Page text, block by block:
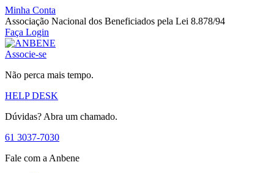
Minha Conta
Associação Nacional dos Beneficiados pela Lei 8.878/94
Faça Login
Associe-se
Não perca mais tempo.
HELP DESK
Dúvidas? Abra um chamado.
61 3037-7030
Fale com a Anbene